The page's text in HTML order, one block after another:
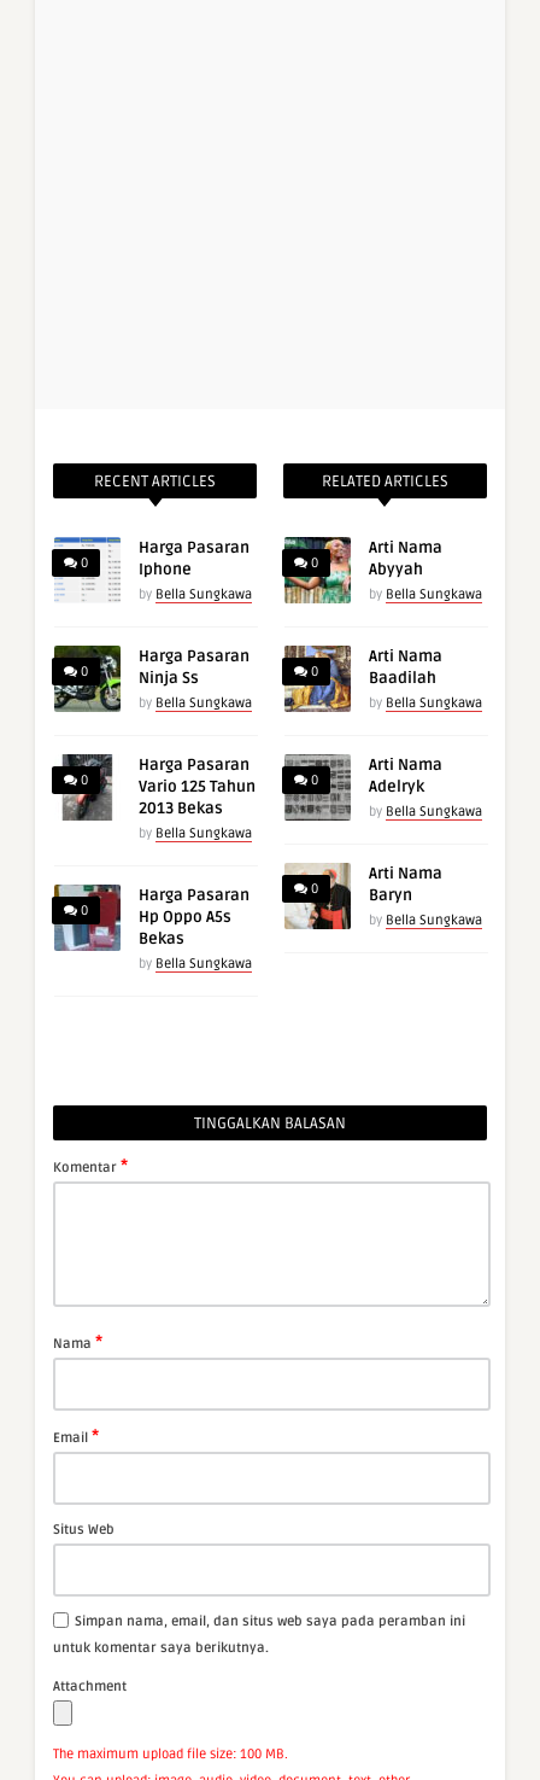
RECENT ARTICLES
0
Harga Pasaran
Iphone
by Bella Sungkawa
0
Harga Pasaran
Ninja Ss
by Bella Sungkawa
0
Harga Pasaran
Vario 125 Tahun
2013 Bekas
by Bella Sungkawa
0
Harga Pasaran
Hp Oppo A5s
Bekas
by Bella Sungkawa
RELATED ARTICLES
0
Arti Nama
Abyyah
by Bella Sungkawa
0
Arti Nama
Baadilah
by Bella Sungkawa
0
Arti Nama
Adelryk
by Bella Sungkawa
0
Arti Nama
Baryn
by Bella Sungkawa
TINGGALKAN BALASAN
Komentar *
Nama *
Email *
Situs Web
Simpan nama, email, dan situs web saya pada peramban ini
untuk komentar saya berikutnya.
Attachment
The maximum upload file size: 100 MB.